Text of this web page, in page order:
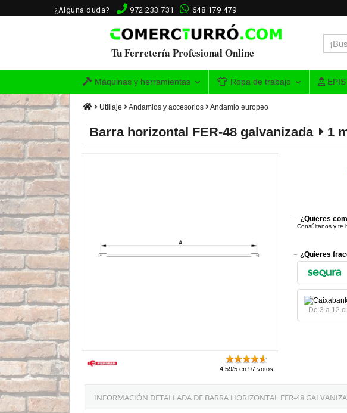
¿Alguna duda? 972 233 731 648 179 479
Tu Ferretería Profesional Online
Máquinas y herramientas Ropa de trabajo EPIS
Utillaje Andamios y accesorios Andamio europeo
Barra horizontal FER-48 galvanizada 1
4.59/5 en 97 votos
¿Quieres
Consúltanos y te
¿Quieres
De 3 a 12
INFORMACIÓN DETALLADA DE BARRA HORIZONTAL FER-48